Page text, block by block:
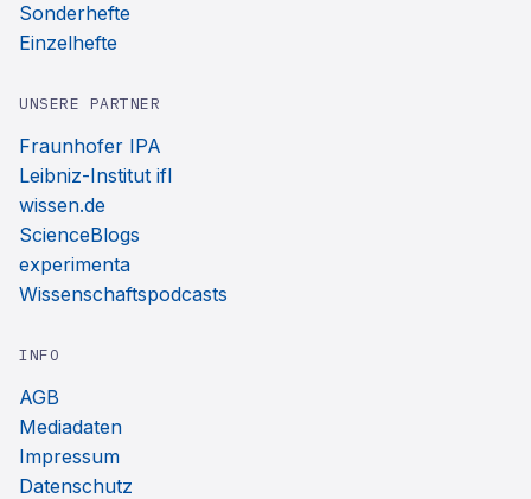
Sonderhefte
Einzelhefte
UNSERE PARTNER
Fraunhofer IPA
Leibniz-Institut ifl
wissen.de
ScienceBlogs
experimenta
Wissenschaftspodcasts
INFO
AGB
Mediadaten
Impressum
Datenschutz